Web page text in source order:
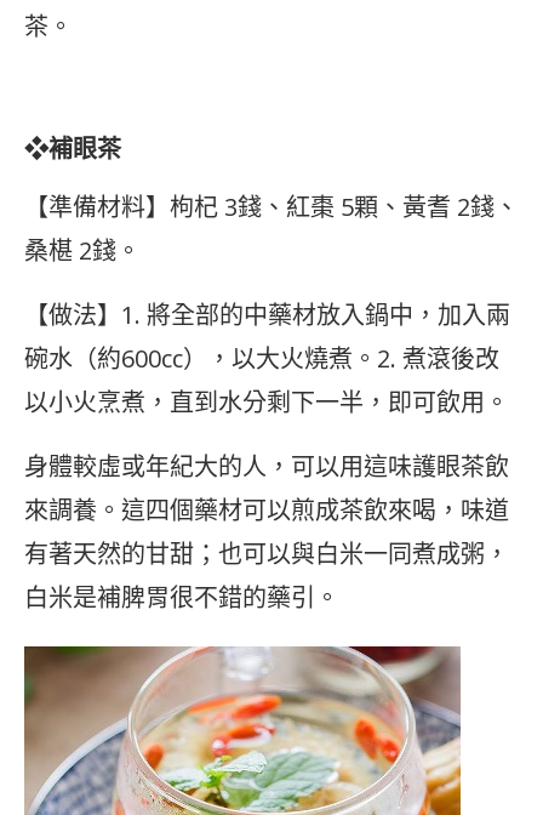
茶。
❖補眼茶
【準備材料】枸杞 3錢、紅棗 5顆、黃耆 2錢、
桑椹 2錢。
【做法】1. 將全部的中藥材放入鍋中，加入兩
碗水（約600cc），以大火燒煮。2. 煮滾後改
以小火烹煮，直到水分剩下一半，即可飲用。
身體較虛或年紀大的人，可以用這味護眼茶飲
來調養。這四個藥材可以煎成茶飲來喝，味道
有著天然的甘甜；也可以與白米一同煮成粥，
白米是補脾胃很不錯的藥引。